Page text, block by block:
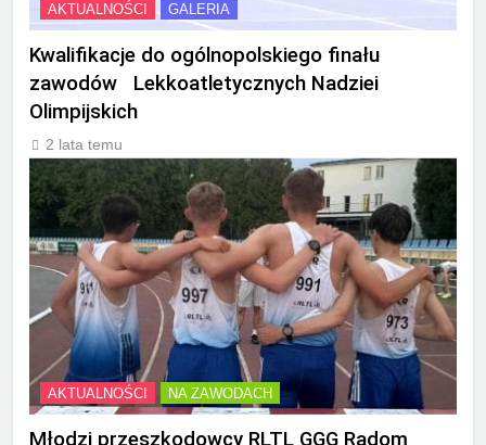
AKTUALNOŚCI GALERIA
Kwalifikacje do ogólnopolskiego finału
zawodów Lekkoatletycznych Nadziei
Olimpijskich
2 lata temu
AKTUALNOŚCI NA ZAWODACH
Młodzi przeszkodowcy RLTL GGG Radom